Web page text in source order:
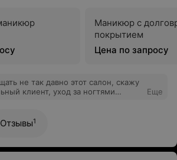
Маникюр с
покрытием
Цена по запросу
не так давно этот салон, скажу
клиент, уход за ногтями
всегда выбираю тщательно,
умение понять клиента что
а главное воплотить в жизнь.
является также чувство
как получается у меня всегда
Еще
Отзывы1